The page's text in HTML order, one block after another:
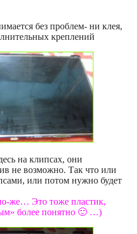
без проблем- ни клея,
креплений
на клипсах, они
не возможно. Так что или
или потом нужно будет
же… Это тоже пластик,
более понятно 🙂 …)